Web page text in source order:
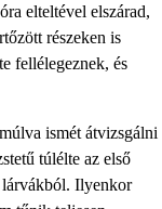
elteltével elszárad,
részeken is
fellélegeznek, és
ismét átvizsgálni
túlélte az első
lárvákból. Ilyenkor